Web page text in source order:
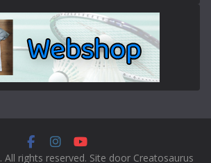
. All rights reserved. Site door Creatosaurus